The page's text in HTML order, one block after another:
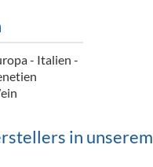
- Italien -
in unserem